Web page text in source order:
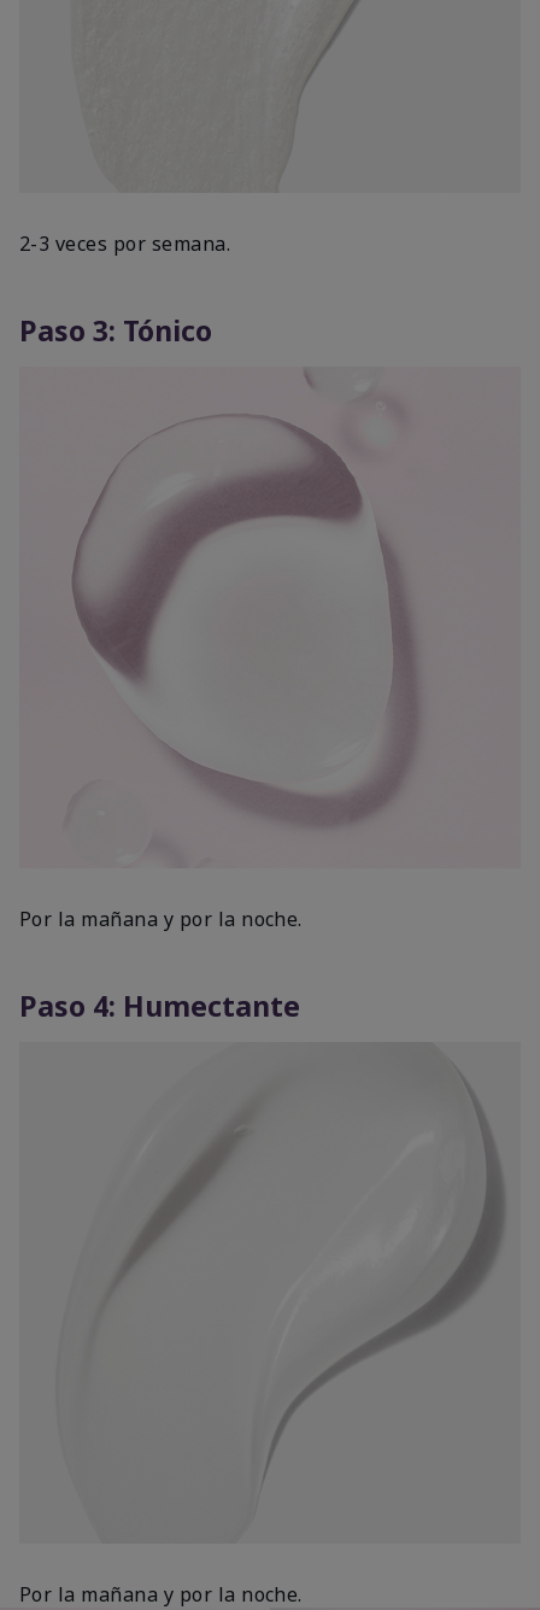
2-3 veces por semana.
Paso 3: Tónico
Por la mañana y por la noche.
Paso 4: Humectante
Por la mañana y por la noche.